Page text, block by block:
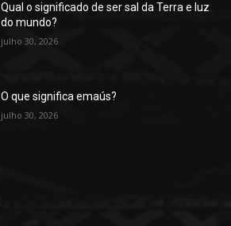
Qual o significado de ser sal da Terra e luz
do mundo?
julho 30, 2026
O que significa emaús?
julho 30, 2026